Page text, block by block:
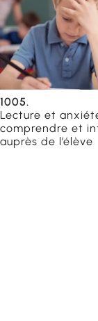
1005.
Lecture et
comprendre et
auprès de l’élève